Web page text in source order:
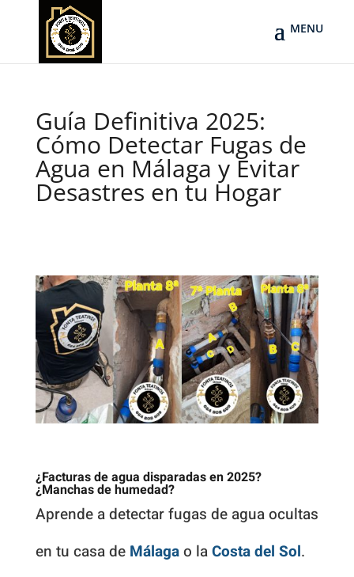
Guía Definitiva 2025:
Cómo Detectar Fugas de
Agua en Málaga y Evitar
Desastres en tu Hogar
¿Facturas de agua disparadas en 2025?
¿Manchas de humedad?
Aprende a detectar fugas de agua ocultas
en tu casa de Málagao laCosta del Sol.